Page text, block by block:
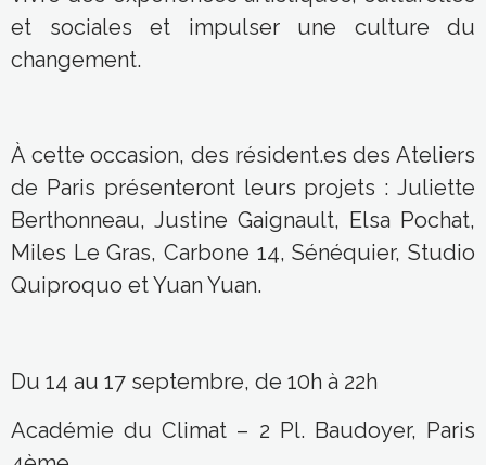
et sociales et impulser une
culture du
changement
À cette occasion, des
résident.es des Ateliers
de Paris
présenteront leurs projets :
Juliette
Berthonneau, Justine Gaignault, Elsa Pochat,
Miles Le Gras, Carbone 14, Sénéquier, Studio
Quiproquo et Yuan Yuan.
Du 14 au 17 septembre, de 10h à 22h
Académie du Climat – 2 Pl. Baudoyer, Paris
4ème